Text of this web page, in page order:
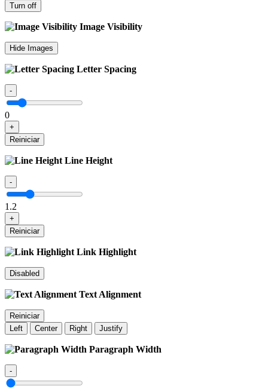
Turn off
Image Visibility
Hide Images
Letter Spacing
-
0
+
Reiniciar
Line Height
-
1.2
+
Reiniciar
Link Highlight
Disabled
Text Alignment
Reiniciar
Left
Center Right Justify
Paragraph Width
-